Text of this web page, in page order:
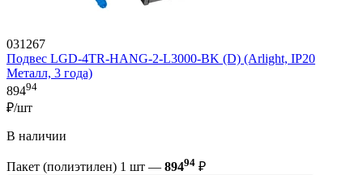
031267
Подвес LGD-4TR-HANG-2-L3000-BK (D) (Arlight, IP20
Металл, 3 года)
89494
₽/шт
В наличии
Пакет (полиэтилен) 1 шт — 89494 ₽